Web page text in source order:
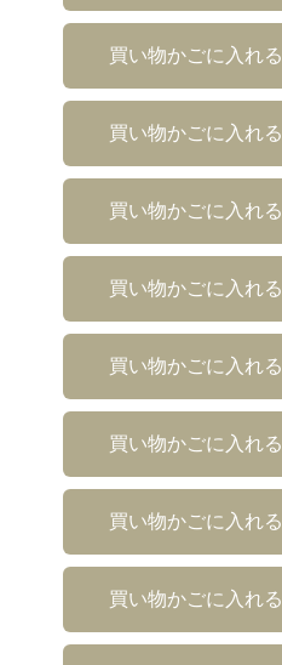
買い物かごに入れる
買い物かごに入れる
買い物かごに入れる
買い物かごに入れる
買い物かごに入れる
買い物かごに入れる
買い物かごに入れる
買い物かごに入れる